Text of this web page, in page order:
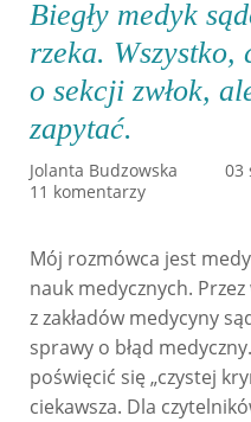
Biegły medyk
rzeka. Wszystko,
o sekcji zwłok,
zapytać.
Jolanta Budzowska
03
11 komentarzy
Mój rozmówca jest
nauk medycznych.
z zakładów medycyny
sprawy o błąd
poświęcić się „czystej
ciekawsza. Dla